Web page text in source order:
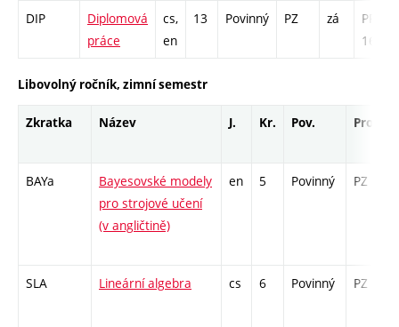
DIP
Diplomová
práce
cs,
en
13 Povinný PZ zá
PR -
169
Libovolný ročník, zimní semestr
Zkratka Název J. Kr. Pov. Prof.
BAYa
Bayesovské modely
pro strojové učení
(v angličtině)
en 5 Povinný PZ
SLA Lineární algebra cs 6 Povinný PZ